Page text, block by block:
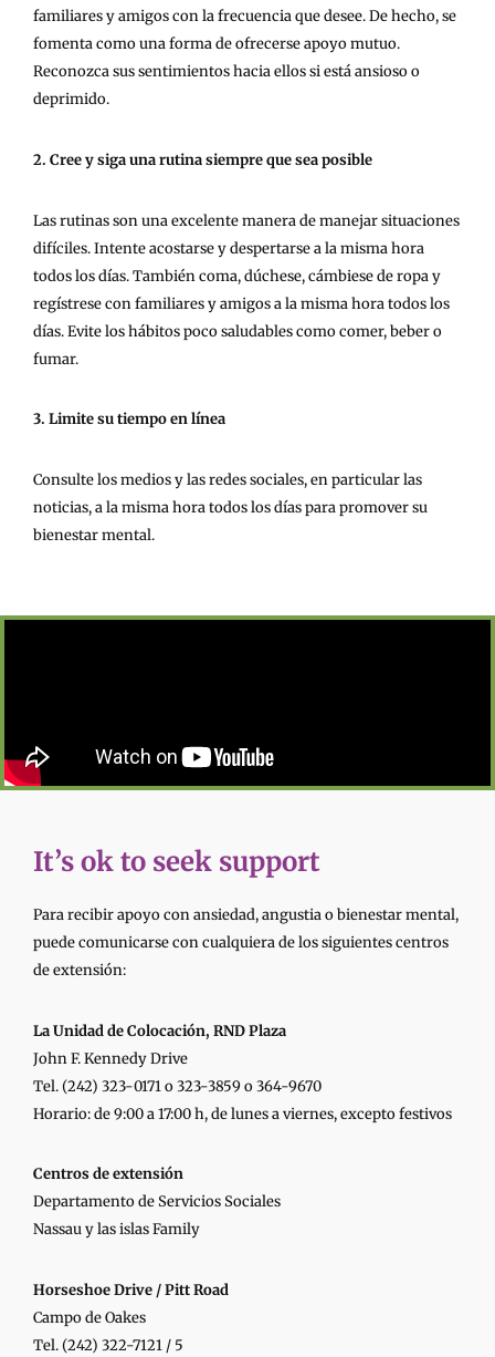
familiares y amigos con la frecuencia que desee. De hecho, se
fomenta como una forma de ofrecerse apoyo mutuo.
Reconozca sus sentimientos hacia ellos si está ansioso o
deprimido.
2. Cree y siga una rutina siempre que sea posible
Las rutinas son una excelente manera de manejar situaciones
difíciles. Intente acostarse y despertarse a la misma hora
todos los días. También coma, dúchese, cámbiese de ropa y
regístrese con familiares y amigos a la misma hora todos los
días. Evite los hábitos poco saludables como comer, beber o
fumar.
3. Limite su tiempo en línea
Consulte los medios y las redes sociales, en particular las
noticias, a la misma hora todos los días para promover su
bienestar mental.
It’s ok to seek support
Para recibir apoyo con ansiedad, angustia o bienestar mental,
puede comunicarse con cualquiera de los siguientes centros
de extensión:
La Unidad de Colocación, RND Plaza
John F. Kennedy Drive
Tel. (242) 323-0171 o 323-3859 o 364-9670
Horario: de 9:00 a 17:00 h, de lunes a viernes, excepto festivos
Centros de extensión
Departamento de Servicios Sociales
Nassau y las islas Family
Horseshoe Drive / Pitt Road
Campo de Oakes
Tel. (242) 322-7121 / 5